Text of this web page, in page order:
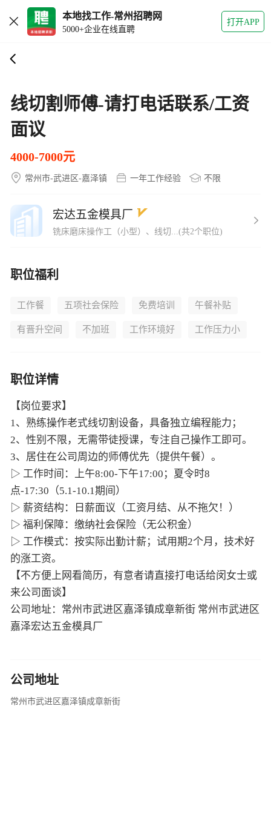
本地找工作-常州招聘网
5000+企业在线直聘
打开APP
线切割师傅-请打电话联系/工资
面议
4000-7000元
常州市-武进区-嘉泽镇 一年工作经验 不限
宏达五金模具厂
铣床磨床操作工（小型）、线切...(共2个职位)
职位福利
工作餐 五项社会保险 免费培训 午餐补贴
有晋升空间 不加班 工作环境好 工作压力小
职位详情
【岗位要求】
1、熟练操作老式线切割设备，具备独立编程能力；
2、性别不限，无需带徒授课，专注自己操作工即可。
3、居住在公司周边的师傅优先（提供午餐）。
▷ 工作时间：上午8:00-下午17:00；夏令时8
点-17:30（5.1-10.1期间）
▷ 薪资结构：日薪面议（工资月结、从不拖欠！）
▷ 福利保障：缴纳社会保险（无公积金）
▷ 工作模式：按实际出勤计薪；试用期2个月，技术好
的涨工资。
【不方便上网看简历，有意者请直接打电话给闵女士或
来公司面谈】
公司地址：常州市武进区嘉泽镇成章新街 常州市武进区
嘉泽宏达五金模具厂
公司地址
常州市武进区嘉泽镇成章新街